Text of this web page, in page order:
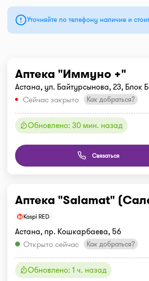
Уточняйте по телефону наличие и
Аптека "Иммуно +"
Астана, ул. Байтурсынова, 23, Блок Б
Сейчас закрыто
Как добраться?
Обновлено: 30 мин. назад
Связаться
Аптека "Salamat"
Kaspi RED
Астана, пр. Кошкарбаева, 56
Открыто сейчас
Как добраться?
Обновлено: 1 ч. назад